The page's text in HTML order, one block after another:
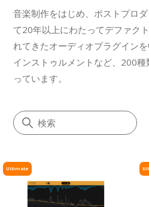
音楽制作をはじめ、ポストプロ
て20年以上にわたってデファク
れてきたオーディオプラグイン
インストゥルメントなど、200
っています。
すべて
Ultimate